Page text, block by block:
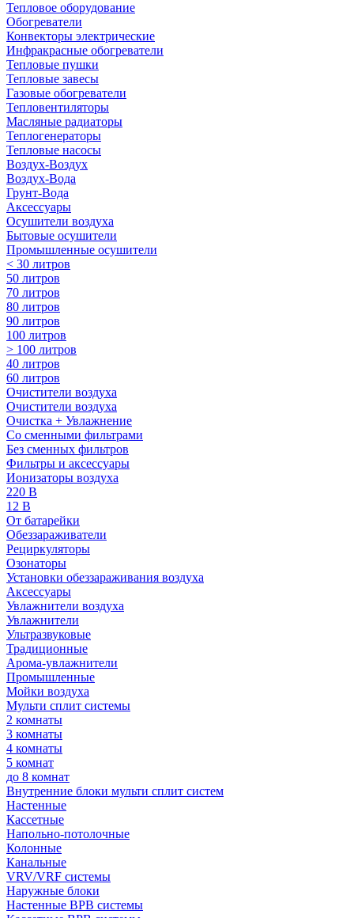
Тепловое оборудование
Обогреватели
Конвекторы электрические
Инфракрасные обогреватели
Тепловые пушки
Тепловые завесы
Газовые обогреватели
Тепловентиляторы
Масляные радиаторы
Теплогенераторы
Тепловые насосы
Воздух-Воздух
Воздух-Вода
Грунт-Вода
Аксессуары
Осушители воздуха
Бытовые осушители
Промышленные осушители
< 30 литров
50 литров
70 литров
80 литров
90 литров
100 литров
> 100 литров
40 литров
60 литров
Очистители воздуха
Очистители воздуха
Очистка + Увлажнение
Cо сменными фильтрами
Без сменных фильтров
Фильтры и аксессуары
Ионизаторы воздуха
220 В
12 В
От батарейки
Обеззараживатели
Рециркуляторы
Озонаторы
Установки обеззараживания воздуха
Аксессуары
Увлажнители воздуха
Увлажнители
Ультразвуковые
Традиционные
Арома-увлажнители
Промышленные
Мойки воздуха
Мульти сплит системы
2 комнаты
3 комнаты
4 комнаты
5 комнат
до 8 комнат
Внутренние блоки мульти сплит систем
Настенные
Кассетные
Напольно-потолочные
Колонные
Канальные
VRV/VRF системы
Наружные блоки
Настенные ВРВ системы